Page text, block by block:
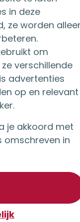
en
in deze
ze worden
om
verschillende
advertenties
op en relevant
je akkoord met
omschreven in
optionele